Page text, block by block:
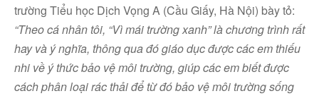
trường Tiểu học Dịch Vọng A (Cầu Giấy, Hà Nội) bày tỏ:
“Theo cá nhân tôi, “Vì mái trường xanh” là chương trình rất
hay và ý nghĩa, thông qua đó giáo dục được các em thiếu
nhi về ý thức bảo vệ môi trường, giúp các em biết được
cách phân loại rác thải để từ đó bảo vệ môi trường sống